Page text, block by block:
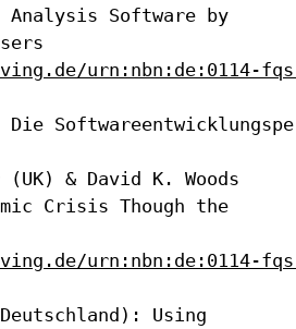
Software by
urn:nbn:de:0114-
Die
(UK) & David K. Woods
Crisis Though the
urn:nbn:de:0114-
Using